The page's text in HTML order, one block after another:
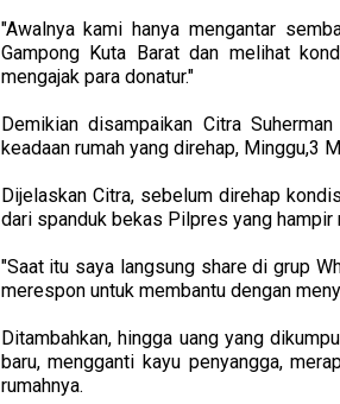
"Awalnya kami hanya mengantar
Gampong Kuta Barat dan melihat
mengajak para donatur."
Demikian disampaikan Citra
keadaan rumah yang direhap, Minggu,3
Dijelaskan Citra, sebelum direhap
dari spanduk bekas Pilpres yang hampir
"Saat itu saya langsung share di grup
merespon untuk membantu dengan
Ditambahkan, hingga uang yang
baru, mengganti kayu penyangga,
rumahnya.